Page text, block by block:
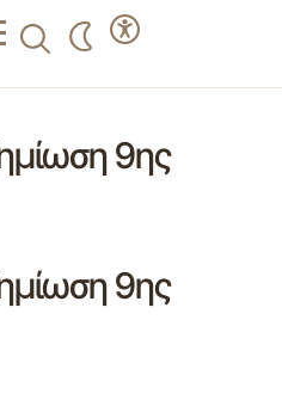
9ης
9ης